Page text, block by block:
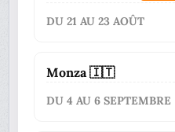
DU 21 AU 23 AOÛT
Monza 🇮🇹
DU 4 AU 6 SEPTEMBRE